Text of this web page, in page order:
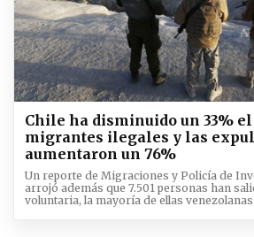
Chile ha disminuido un 33%
migrantes ilegales y las
aumentaron un 76%
Un reporte de Migraciones y Policía de
arrojó además que 7.501 personas han
voluntaria, la mayoría de ellas venezolanas.